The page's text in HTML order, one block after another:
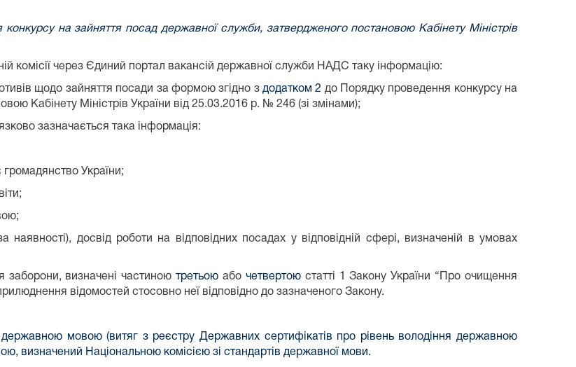
на зайняття посад державної служби, затвердженого постановою Кабінету Міністрів
комісії через Єдиний портал вакансій державної служби НАДС таку інформацію:
щодо зайняття посади за формою згідно з додатком 2 до Порядку проведення конкурсу на
Кабінету Міністрів України від 25.03.2016 р. № 246 (зі змінами);
зазначається така інформація:
України;
досвід роботи на відповідних посадах у відповідній сфері, визначеній в умовах
заборони, визначені частиноютретьою або четвертоюстатті 1 Закону України “Про очищення
відомостей стосовно неї відповідно до зазначеного Закону.
мовою (витяг з реєстру Державних сертифікатів про рівень володіння державною
визначений Національною комісією зі стандартів державної мови.